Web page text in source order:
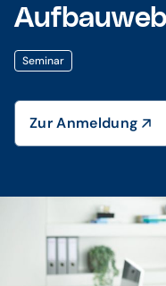
Seminar
Zur Anmeldung